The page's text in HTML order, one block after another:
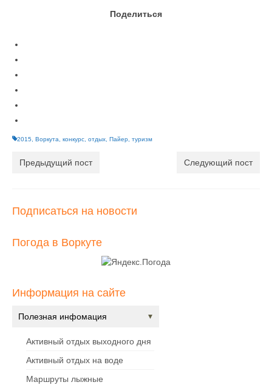
Поделиться
2015 Воркута конкурс отдых Пайер туризм
Предыдущий пост Следующий пост
Подписаться на новости
Погода в Воркуте
Информация на сайте
Полезная инфомация
Активный отдых выходного дня
Активный отдых на воде
Маршруты лыжные